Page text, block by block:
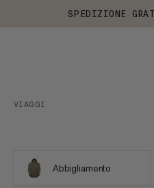
SPEDIZIONE
VIAGGI
Abbigliamento